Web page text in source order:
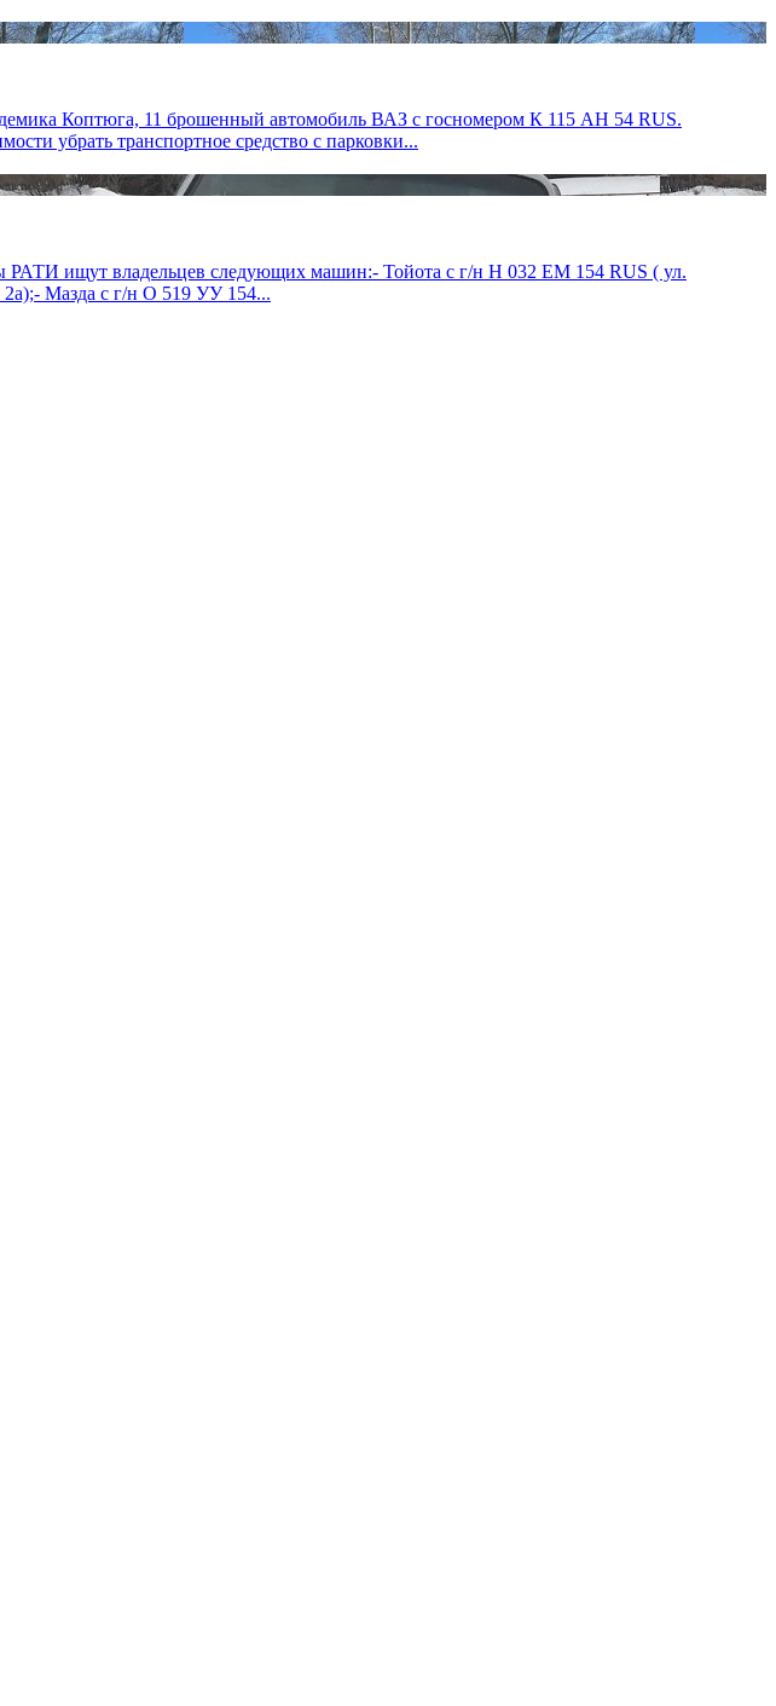
Коптюга, 11 брошенный автомобиль ВАЗ с госномером К 115 АН 54 RUS.
убрать транспортное средство с парковки...
РАТИ ищут владельцев следующих машин:- Тойота с г/н Н 032 ЕМ 154 RUS ( ул.
2а);- Мазда с г/н О 519 УУ 154...